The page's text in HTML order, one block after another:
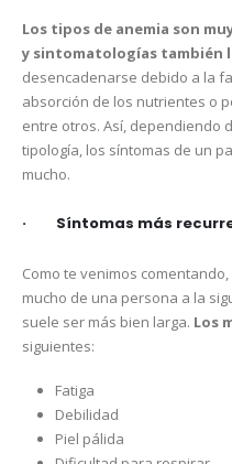
Los tipos de anemia son
y sintomatologías también
desencadenarse debido a la
absorción de los nutrientes o
entre otros. Así, dependiendo
tipología, los síntomas de un
mucho.
· Síntomas más
Como te venimos
mucho de una persona a la
suele ser más bien larga. Los
siguientes:
Fatiga
Debilidad
Piel pálida